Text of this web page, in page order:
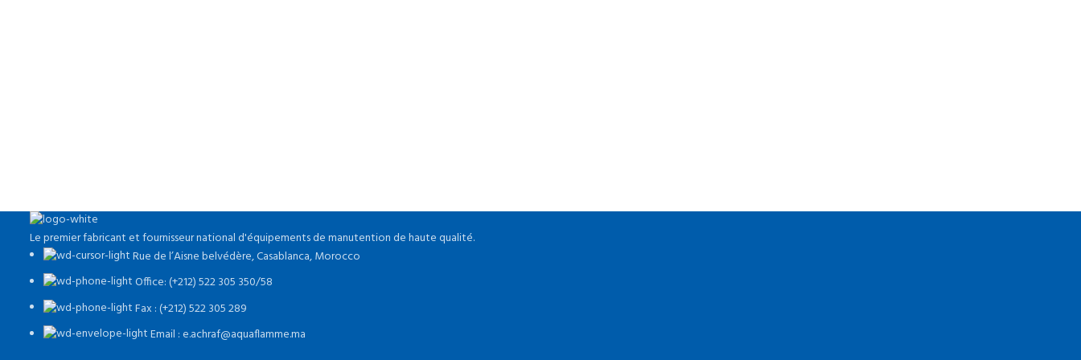
Le premier fabricant et fournisseur national d'équipements de manutention de haute qualité.
Rue de l’Aisne belvédère, Casablanca, Morocco
Office: (+212) 522 305 350/58
Fax : (+212) 522 305 289
Email : e.achraf@aquaflamme.ma